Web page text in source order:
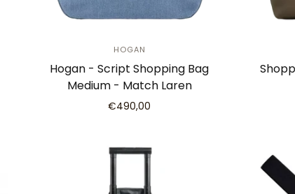
HOGAN
Hogan - Script Shopping Bag
Medium - Match Laren
€490,00